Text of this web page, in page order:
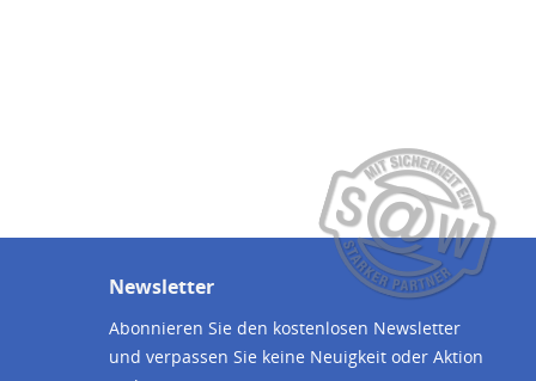
Newsletter
Abonnieren Sie den kostenlosen Newsletter
und verpassen Sie keine Neuigkeit oder Aktion